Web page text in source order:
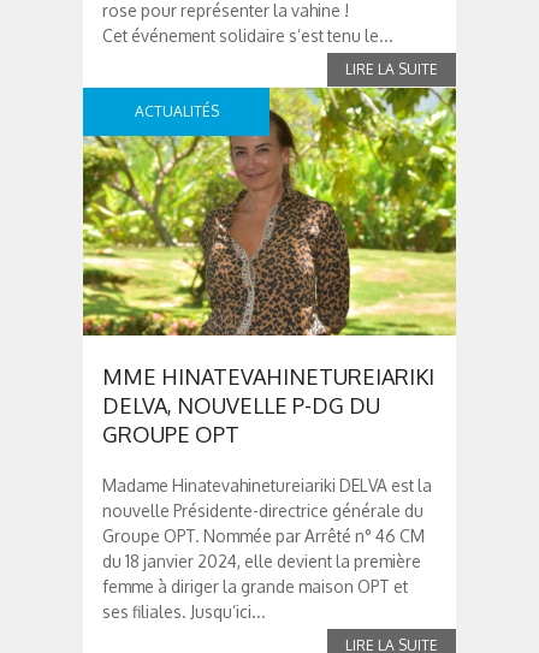
rose pour représenter la vahine !
Cet événement solidaire s’est tenu le...
ACTUALITÉS
MME HINATEVAHINETUREIARIKI
DELVA, NOUVELLE P-DG DU
GROUPE OPT
Madame Hinatevahinetureiariki DELVA est la
nouvelle Présidente-directrice générale du
Groupe OPT. Nommée par Arrêté n° 46 CM
du 18 janvier 2024, elle devient la première
femme à diriger la grande maison OPT et
ses filiales. Jusqu’ici...